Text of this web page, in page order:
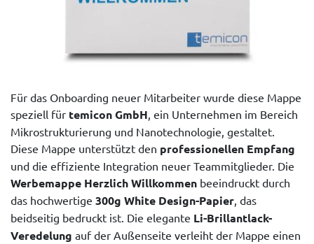
Für das Onboarding neuer Mitarbeiter wurde diese Mappe
speziell für temicon GmbH , ein Unternehmen im Bereich
Mikrostrukturierung und Nanotechnologie, gestaltet.
Diese Mappe unterstützt den professionellen Empfang
und die effiziente Integration neuer Teammitglieder. Die
Werbemappe Herzlich Willkommen beeindruckt durch
das hochwertige 300g White Design-Papier , das
beidseitig bedruckt ist. Die elegante Li-Brillantlack-
Veredelung auf der Außenseite verleiht der Mappe einen